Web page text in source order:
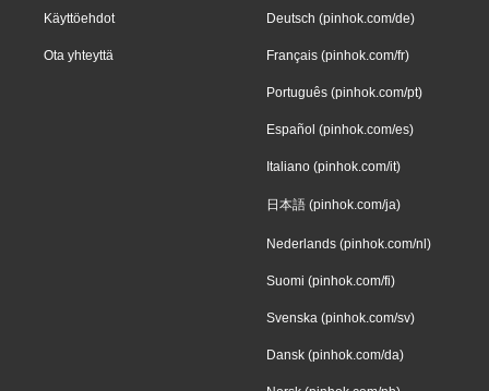
Käyttöehdot
Ota yhteyttä
Deutsch (pinhok.com/de)
Français (pinhok.com/fr)
Português (pinhok.com/pt)
Español (pinhok.com/es)
Italiano (pinhok.com/it)
日本語 (pinhok.com/ja)
Nederlands (pinhok.com/nl)
Suomi (pinhok.com/fi)
Svenska (pinhok.com/sv)
Dansk (pinhok.com/da)